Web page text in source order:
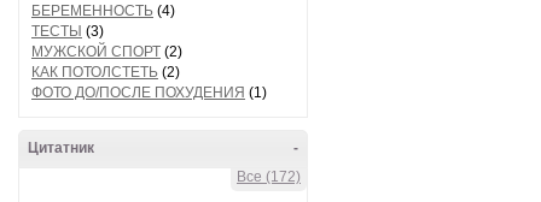
БЕРЕМЕННОСТЬ (4)
ТЕСТЫ (3)
МУЖСКОЙ СПОРТ (2)
КАК ПОТОЛСТЕТЬ (2)
ФОТО ДО/ПОСЛЕ ПОХУДЕНИЯ (1)
-
Цитатник
Все (172)